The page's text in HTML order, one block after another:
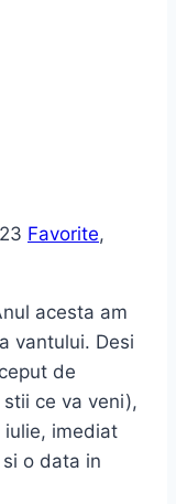
Favorite,
acesta am
vantului. Desi
de
ce va veni),
iulie, imediat
o data in